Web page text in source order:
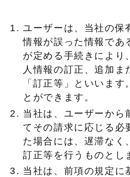
ユーザーは、当社の保
情報が誤った情報であ
が定める手続きにより
人情報の訂正、追加ま
「訂正等」といいます
とができます。
当社は、ユーザーから
てその請求に応じる必
た場合には、遅滞なく
訂正等を行うものとし
当社は、前項の規定に